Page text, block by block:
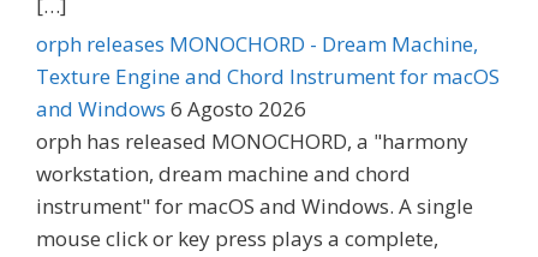
orph releases MONOCHORD - Dream Machine,
Texture Engine and Chord Instrument for macOS
and Windows 6 Agosto 2026
orph has released MONOCHORD, a "harmony
workstation, dream machine and chord
instrument" for macOS and Windows. A single
mouse click or key press plays a complete,